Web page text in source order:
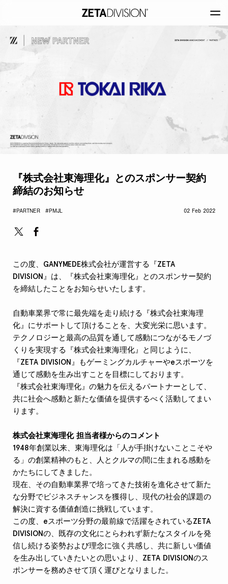
『株式会社東海理化』とのスポンサー契約
締結のお知らせ
#PARTNER #PMJL 02 Feb 2022
この度、GANYMEDE株式会社が運営する『ZETA
DIVISION』は、『株式会社東海理化』とのスポンサー契約
を締結したことをお知らせいたします。
自動車業界で常に最先端を走り続ける『株式会社東海理
化』にサポートして頂けることを、大変光栄に思います。
テクノロジーと最高の品質を通して感動につながるモノづ
くりを実現する『株式会社東海理化』と同じように、
『ZETA DIVISION』もゲーミングカルチャーやeスポーツを
通じて感動を生み出すことを目標にしております。
『株式会社東海理化』の魅力を伝えるパートナーとして、
共に社会へ感動と新たな価値を提供するべく活動してまい
ります。
株式会社東海理化 担当者様からのコメント
1948年創業以来、東海理化は「人が手掛けないことこそや
る」の創業精神のもと、人とクルマの間に生まれる感動を
かたちにしてきました。
現在、その自動車業界で培ってきた技術を進化させて新た
な分野でビジネスチャンスを獲得し、現代の社会的課題の
解決に資する価値創造に挑戦しています。
この度、eスポーツ分野の最前線で活躍をされているZETA
DIVISIONの、既存の文化にとらわれず新たなスタイルを発
信し続ける姿勢および理念に強く共感し、共に新しい価値
を生み出していきたいとの思いより、ZETA DIVISIONのス
ポンサーを務めさせて頂く運びとなりました。